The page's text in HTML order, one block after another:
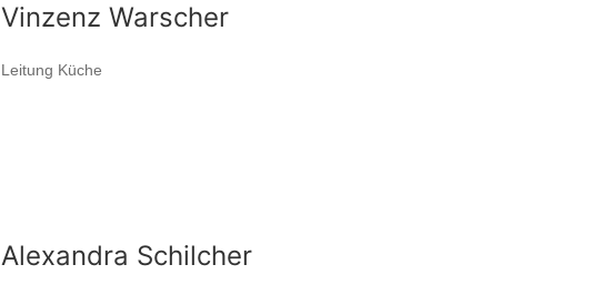
Vinzenz Warscher
Leitung Küche
Alexandra Schilcher